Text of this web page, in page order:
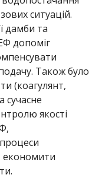
ситуацій.
дамби та
допоміг
подачу. Також було
(коагулянт,
сучасне
якості
економити